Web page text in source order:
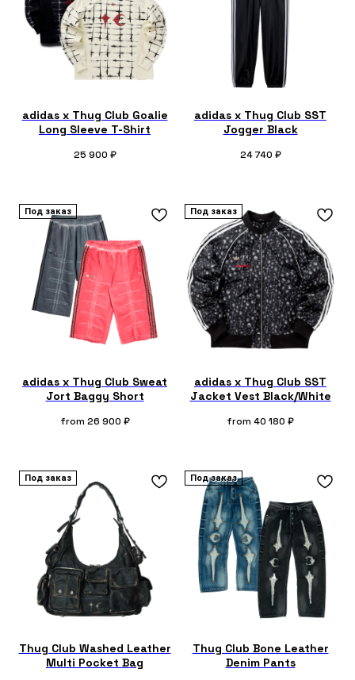
adidas x Thug Club Goalie
Long Sleeve T-Shirt
25 900 ₽
adidas x Thug Club SST
Jogger Black
24 740 ₽
Под заказ
adidas x Thug Club Sweat
Jort Baggy Short
from 26 900 ₽
Под заказ
adidas x Thug Club SST
Jacket Vest Black/White
from 40 180 ₽
Под заказ
Thug Club Washed Leather
Multi Pocket Bag
Под заказ
Thug Club Bone Leather
Denim Pants